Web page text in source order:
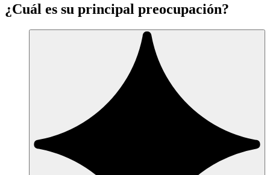
¿Cuál es su principal preocupación?